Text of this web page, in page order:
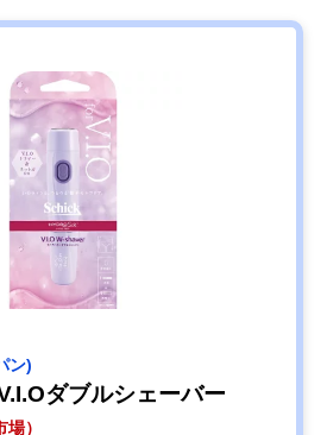
ン)
ダブルシェーバー
）